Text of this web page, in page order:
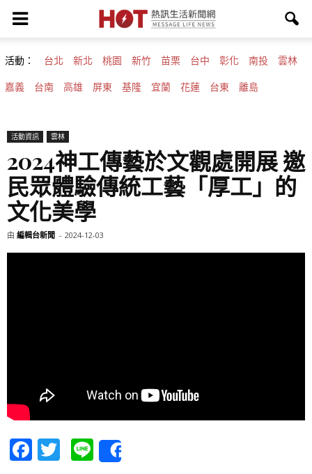
活動： 台北 新北 桃園 新竹 苗栗 台中 彰化 南投 雲林
嘉義 台南 高雄 屏東 基隆 宜蘭 花蓮 台東 離島
活動資訊 雲林
2024神工傳藝於文觀處開展 邀
民眾體驗傳統工藝「厚工」的
文化美學
由 編輯台新聞 - 2024-12-03
Facebook
Twitter
Line